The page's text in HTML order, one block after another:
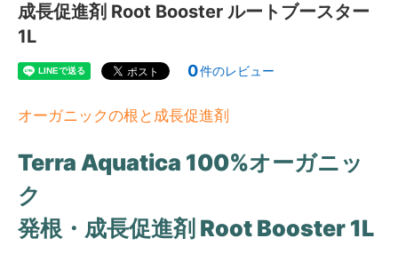
成長促進剤 Root Booster ルートブースター
1L
0件のレビュー
オーガニックの根と成長促進剤
Terra Aquatica 100%オーガニッ
ク
発根・成長促進剤 Root Booster 1L